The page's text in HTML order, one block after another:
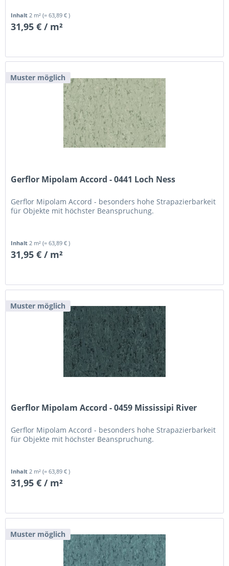
Inhalt 2 m²(= 63,89 € )
31,95 € / m²
Muster möglich
Gerflor Mipolam Accord - 0441 Loch Ness
Gerflor Mipolam Accord - besonders hohe Strapazierbarkeit
für Objekte mit höchster Beanspruchung.
Inhalt2 m²(= 63,89 € )
31,95 € / m²
Muster möglich
Gerflor Mipolam Accord - 0459 Mississipi River
Gerflor Mipolam Accord - besonders hohe Strapazierbarkeit
für Objekte mit höchster Beanspruchung.
Inhalt2 m²(= 63,89 € )
31,95 € / m²
Muster möglich